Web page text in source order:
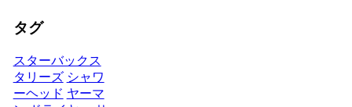
タグ
スターバックス
タリーズ シャワ
ーヘッド ヤーマ